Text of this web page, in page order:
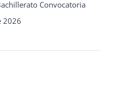
Convocatoria
2026